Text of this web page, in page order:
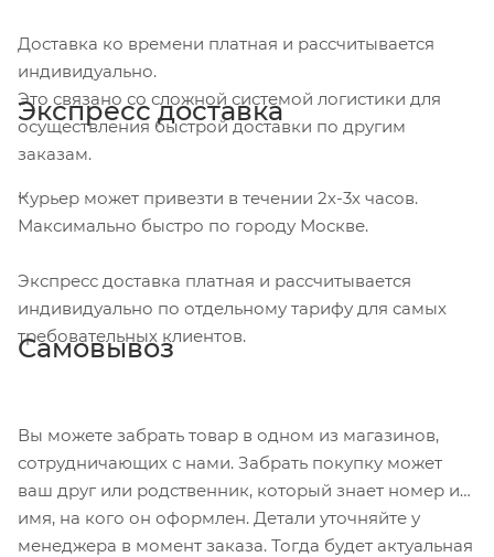
Доставка ко времени платная и рассчитывается
индивидуально.
Это связано со сложной системой логистики для
осуществления быстрой доставки по другим
заказам.
Экспресс доставка
Курьер может привезти в течении 2х-3х часов.
Максимально быстро по городу Москве.
Экспресс доставка платная и рассчитывается
индивидуально по отдельному тарифу для самых
требовательных клиентов.
Самовывоз
Вы можете забрать товар в одном из магазинов,
сотрудничающих с нами. Забрать покупку может
ваш друг или родственник, который знает номер и
имя, на кого он оформлен. Детали уточняйте у
менеджера в момент заказа. Тогда будет актуальная